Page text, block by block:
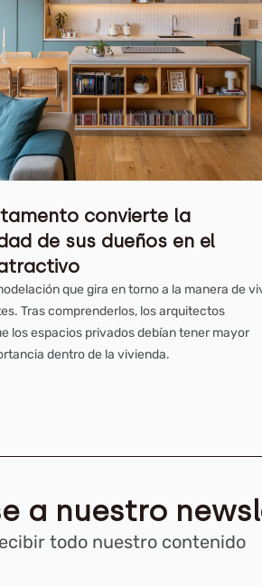
convierte la
de sus dueños en el
que gira en torno a la manera de
Tras comprenderlos, los arquitectos
los espacios privados debían tener mayor
dentro de la vivienda.
a nuestro
todo nuestro contenido